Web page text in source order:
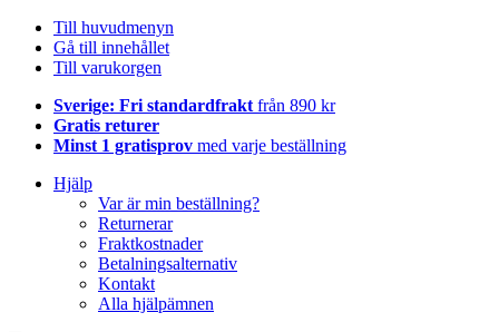
Till huvudmenyn
Gå till innehållet
Till varukorgen
Sverige: Fri standardfrakt från 890 kr
Gratis returer
Minst 1 gratisprov med varje beställning
Hjälp
Var är min beställning?
Returnerar
Fraktkostnader
Betalningsalternativ
Kontakt
Alla hjälpämnen